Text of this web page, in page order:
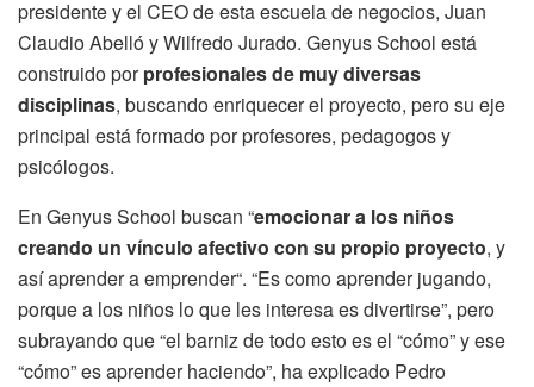
presidente y el CEO de esta escuela de negocios, Juan
Claudio Abelló y Wilfredo Jurado. Genyus School está
construido porprofesionales de muy diversas
disciplinas, buscando enriquecer el proyecto, pero su eje
principal está formado por profesores, pedagogos y
psicólogos.
En Genyus School buscan “emocionar a los niños
creando un vínculo afectivo con su propio proyecto, y
así aprender a emprender“. “Es como aprender jugando,
porque a los niños lo que les interesa es divertirse”, pero
subrayando que “el barniz de todo esto es el “cómo” y ese
“cómo” es aprender haciendo”, ha explicado Pedro